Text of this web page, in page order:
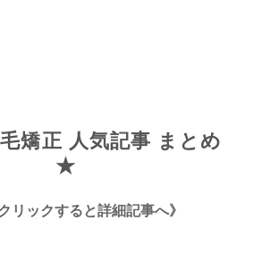
矯正 人気記事 まとめ
★
リックすると詳細記事へ》